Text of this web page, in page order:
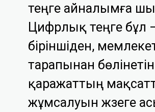
теңге айналымға
Цифрлық теңге бұл
біріншіден,
тарапынан бөлінетін
қаражаттың
жұмсалуын жүзеге